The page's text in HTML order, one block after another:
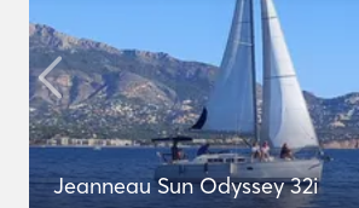
Jeanneau Sun Odyssey 32i